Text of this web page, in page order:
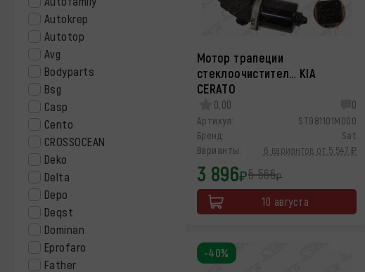
Autokrep
Autotop
Avg
Bodyparts
Bsg
Casp
Cento
CROSSOCEAN
Deko
Delta
Depo
Deqst
Dominan
Eprofaro
Father
Мотор трапеции
стеклоочистител… KIA
CERATO
0,00 0
Артикул:
ST981101M000
Бренд:
Sat
Варианты:
6 вариантов от 5 547 ₽
3 896₽5 566₽
10 августа
-40%